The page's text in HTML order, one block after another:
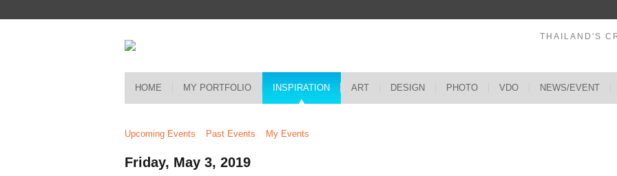
THAILAND'S
HOME MY PORTFOLIO INSPIRATION ART DESIGN PHOTO VDO NEWS/EVENT
Upcoming Events Past Events My Events
Friday, May 3, 2019